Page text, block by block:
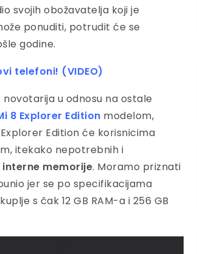
svojih obožavatelja koji je
ponuditi, potrudit će se
godine.
telefoni! (VIDEO)
u odnosu na ostale
8 Explorer Edition modelom,
Edition će korisnicima
itekako nepotrebnih i
interne memorije. Moramo priznati
jer se po specifikacijama
s čak 12 GB RAM-a i 256 GB